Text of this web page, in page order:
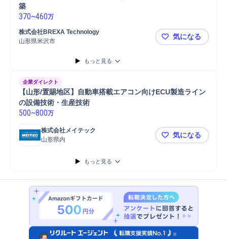
築
370~460万
株式会社BREXA Technology
山形県米沢市
若手歓迎！
気になる
もっと見る
企業ダイレクト
【山形/置賜地区】自動車搭載エアコン向けECU製造ライン
の設備技術・生産技術
500~800万
株式会社メイテック
山形県内
【山形/置賜
気になる
もっと見る